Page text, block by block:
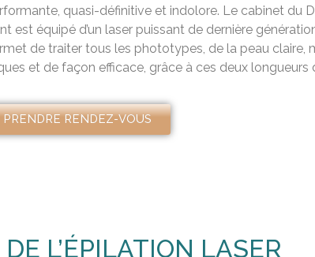
quasi-définitive et indolore. Le cabinet du
est équipé d’un laser puissant de dernière
de traiter tous les phototypes, de la peau claire,
et de façon efficace, grâce à ces deux longueurs
PRENDRE RENDEZ-VOUS
L’ÉPILATION LASER